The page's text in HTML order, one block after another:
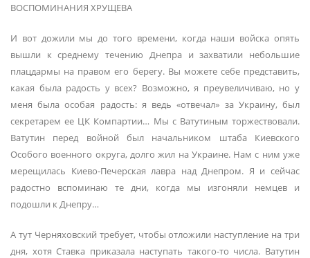
ВОСПОМИНАНИЯ ХРУЩЕВА
И вот дожили мы до того времени, когда наши войска опять
вышли к среднему течению Днепра и захватили небольшие
плацдармы на правом его берегу. Вы можете себе представить,
какая была радость у всех? Возможно, я преувеличиваю, но у
меня была особая радость: я ведь «отвечал» за Украину, был
секретарем ее ЦК Компартии… Мы с Ватутиным торжествовали.
Ватутин перед войной был начальником штаба Киевского
Особого военного округа, долго жил на Украине. Нам с ним уже
мерещилась Киево-Печерская лавра над Днепром. Я и сейчас
радостно вспоминаю те дни, когда мы изгоняли немцев и
подошли к Днепру…
А тут Черняховский требует, чтобы отложили наступление на три
дня, хотя Ставка приказала наступать такого-то числа. Ватутин